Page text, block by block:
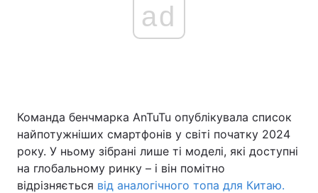
ad
Команда бенчмарка AnTuTu опублікувала список
найпотужніших смартфонів у світі початку 2024
року. У ньому зібрані лише ті моделі, які доступні
на глобальному ринку – і він помітно
відрізняється від аналогічного топа для Китаю.